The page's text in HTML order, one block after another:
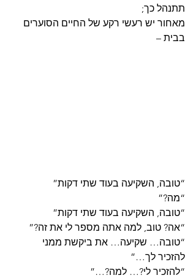
תתנהל כך;
מאחור יש רעשי רקע של החיים הסוערים
בבית –
“טובה, השקיעה בעוד שתי דקות”
“מה?”
“טובה, השקיעה בעוד שתי דקות”
“אה? טוב, למה אתה מספר לי את זה?”
“טובה… שקיעה… את ביקשת ממני
להזכיר לך…”
“להזכיר לי?… למה?…”